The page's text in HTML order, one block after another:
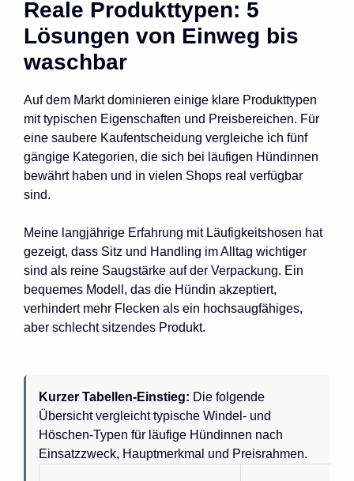
Reale Produkttypen: 5
Lösungen von Einweg bis
waschbar
Auf dem Markt dominieren einige klare Produkttypen
mit typischen Eigenschaften und Preisbereichen. Für
eine saubere Kaufentscheidung vergleiche ich fünf
gängige Kategorien, die sich bei läufigen Hündinnen
bewährt haben und in vielen Shops real verfügbar
sind.
Meine langjährige Erfahrung mit Läufigkeitshosen hat
gezeigt, dass Sitz und Handling im Alltag wichtiger
sind als reine Saugstärke auf der Verpackung. Ein
bequemes Modell, das die Hündin akzeptiert,
verhindert mehr Flecken als ein hochsaugfähiges,
aber schlecht sitzendes Produkt.
Kurzer Tabellen-Einstieg: Die folgende
Übersicht vergleicht typische Windel- und
Höschen-Typen für läufige Hündinnen nach
Einsatzzweck, Hauptmerkmal und Preisrahmen.